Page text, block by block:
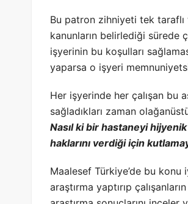
Bu patron zihniyeti tek taraflı
kanunların belirlediği sürede
işyerinin bu koşulları
yaparsa o işyeri
Her işyerinde her çalışan bu
sağladıkları zaman
Nasıl ki bir hastaneyi
haklarını verdiği için
Maalesef Türkiye’de bu konu
araştırma yaptırıp